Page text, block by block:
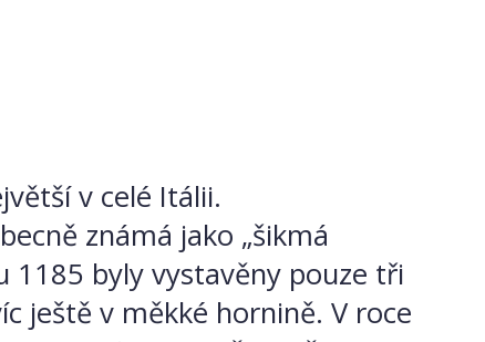
v celé Itálii.
známá jako „šikmá
1185 byly vystavěny pouze tři
ještě v měkké hornině. V roce